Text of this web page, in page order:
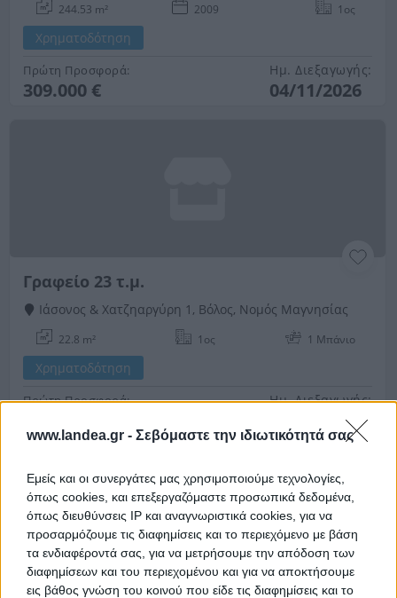
www.landea.gr - Σεβόμαστε την ιδιωτικότητά σας
Εμείς και οι συνεργάτες μας χρησιμοποιούμε τεχνολογίες,
όπως cookies, και επεξεργαζόμαστε προσωπικά δεδομένα,
όπως διευθύνσεις IP και αναγνωριστικά cookies, για να
προσαρμόζουμε τις διαφημίσεις και το περιεχόμενο με βάση
τα ενδιαφέροντά σας, για να μετρήσουμε την απόδοση των
διαφημίσεων και του περιεχομένου και για να αποκτήσουμε
εις βάθος γνώση του κοινού που είδε τις διαφημίσεις και το
244.53 m² 2009 1ος
Χρηματοδότηση
Πρώτη Προσφορά:
309.000 €
Ημ. Διεξαγωγής:
04/11/2026
Γραφείο 23 τ.μ.
Ιάσονος & Χατζηαργύρη 1, Βόλος, Νομός Μαγνησίας
22.8 m² 1ος 1 Μπάνιo
Χρηματοδότηση
Πρώτη Προσφορά: Ημ. Διεξαγωγής:
21/10/2026